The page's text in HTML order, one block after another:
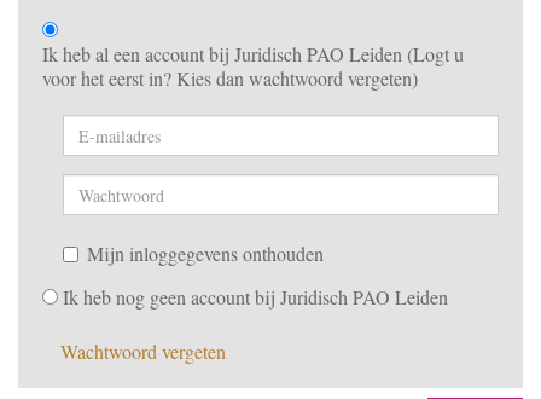
Ik heb al een account bij Juridisch PAO Leiden (Logt u
voor het eerst in? Kies dan wachtwoord vergeten)
Mijn inloggegevens onthouden
Ik heb nog geen account bij Juridisch PAO Leiden
Wachtwoord vergeten